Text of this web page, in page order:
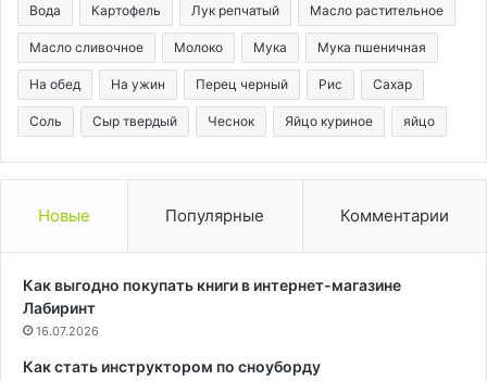
Вода Картофель Лук репчатый Масло растительное
Масло сливочное Молоко Мука Мука пшеничная
На обед На ужин Перец черный Рис Сахар
Соль Сыр твердый Чеснок Яйцо куриное яйцо
Новые Популярные Комментарии
Как выгодно покупать книги в интернет-магазине
Лабиринт
16.07.2026
Как стать инструктором по сноуборду